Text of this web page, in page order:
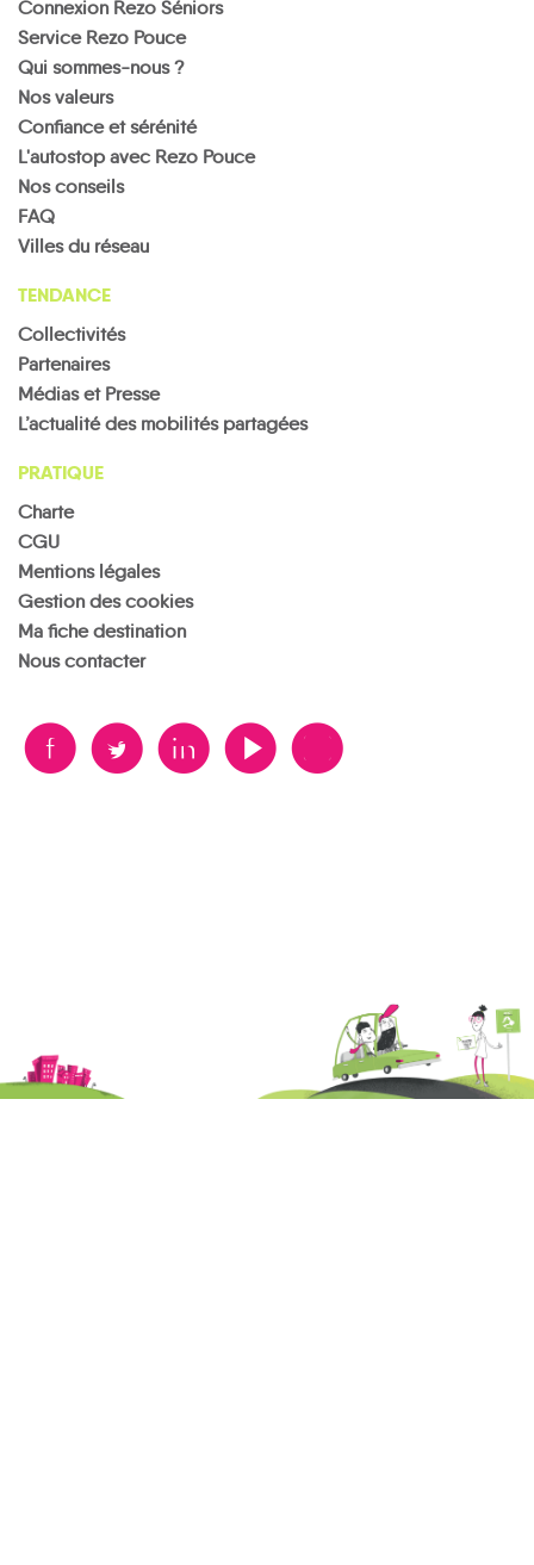
Connexion Rezo Séniors
Service Rezo Pouce
Qui sommes-nous ?
Nos valeurs
Confiance et sérénité
L'autostop avec Rezo Pouce
Nos conseils
FAQ
Villes du réseau
TENDANCE
Collectivités
Partenaires
Médias et Presse
L’actualité des mobilités partagées
PRATIQUE
Charte
CGU
Mentions légales
Gestion des cookies
Ma fiche destination
Nous contacter
B A D F V